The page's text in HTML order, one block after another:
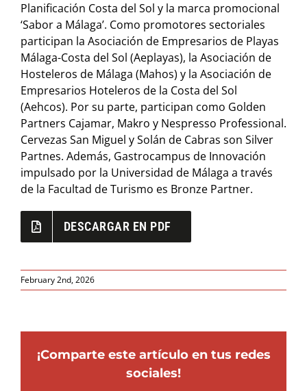
Planificación Costa del Sol y la marca promocional
‘Sabor a Málaga’. Como promotores sectoriales
participan la Asociación de Empresarios de Playas
Málaga-Costa del Sol (Aeplayas), la Asociación de
Hosteleros de Málaga (Mahos) y la Asociación de
Empresarios Hoteleros de la Costa del Sol
(Aehcos). Por su parte, participan como Golden
Partners Cajamar, Makro y Nespresso Professional.
Cervezas San Miguel y Solán de Cabras son Silver
Partnes. Además, Gastrocampus de Innovación
impulsado por la Universidad de Málaga a través
de la Facultad de Turismo es Bronze Partner.
DESCARGAR EN PDF
February 2nd, 2026
¡Comparte este artículo en tus redes
sociales!